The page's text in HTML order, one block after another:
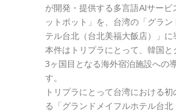
が開発・提供する多言語AIサービ
ットボット」を、台湾の「グラン
テル台北（台北美福大飯店）」に
本件はトリプラにとって、韓国と
3ヶ国目となる海外宿泊施設への
す。
トリプラにとって台湾における
る「グランドメイフルホテル台北